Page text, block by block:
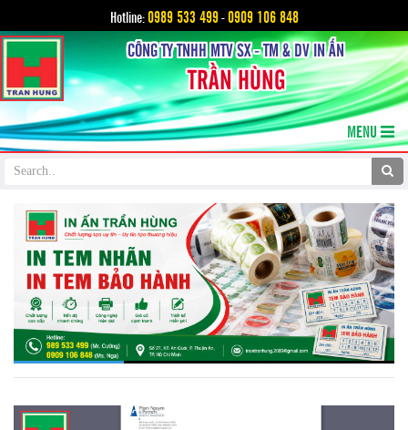
Hotline:0989 533 499-0909 106 848
CÔNG TY TNHH MTV SX - TM & DV IN ẤN
TRẦN HÙNG
MENU